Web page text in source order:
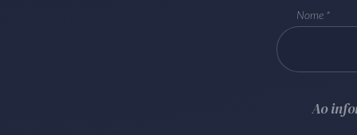
Nome
Ao